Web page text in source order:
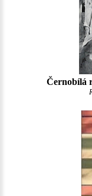
Černobílá